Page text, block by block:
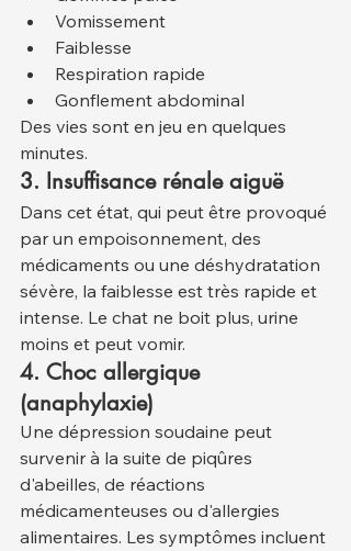
Vomissement
Faiblesse
Respiration rapide
Gonflement abdominal
Des vies sont en jeu en quelques
minutes.
3. Insuffisance rénale aiguë
Dans cet état, qui peut être provoqué
par un empoisonnement, des
médicaments ou une déshydratation
sévère, la faiblesse est très rapide et
intense. Le chat ne boit plus, urine
moins et peut vomir.
4. Choc allergique
(anaphylaxie)
Une dépression soudaine peut
survenir à la suite de piqûres
d'abeilles, de réactions
médicamenteuses ou d'allergies
alimentaires. Les symptômes incluent